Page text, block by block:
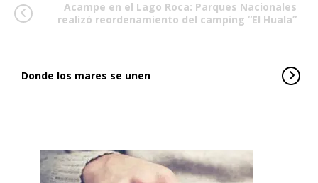
Acampe en el Lago Roca: Parques Nacionales
realizó reordenamiento del camping “El Huala”
Donde los mares se unen